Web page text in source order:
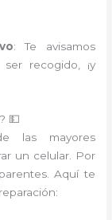
: Te avisamos
recogido, ¡y
💵
las mayores
un celular. Por
Aquí te